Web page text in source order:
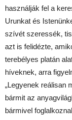
használják fel a
Urunkat és
szívét szeressék,
azt is felidézte,
terebélyes platán
híveknek, arra
„Legyenek reálisan
bármit az
bármivel